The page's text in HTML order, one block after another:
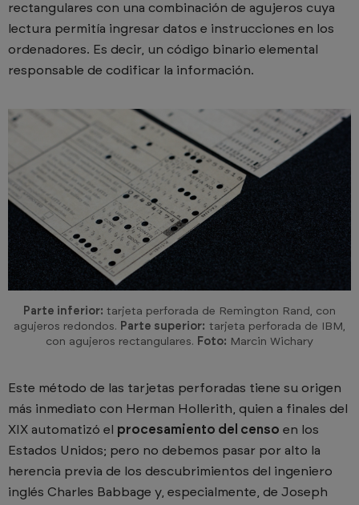
rectangulares con una combinación de agujeros cuya
lectura permitía ingresar datos e instrucciones en los
ordenadores. Es decir, un código binario elemental
responsable de codificar la información.
Parte inferior: tarjeta perforada de Remington Rand, con
agujeros redondos. Parte superior: tarjeta perforada de IBM,
con agujeros rectangulares. Foto: Marcin Wichary
Este método de las tarjetas perforadas tiene su origen
más inmediato con Herman Hollerith, quien a finales del
XIX automatizó el procesamiento del censo en los
Estados Unidos; pero no debemos pasar por alto la
herencia previa de los descubrimientos del ingeniero
inglés Charles Babbage y, especialmente, de Joseph